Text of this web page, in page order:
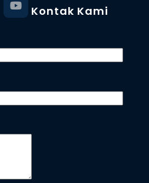
Kontak Kami